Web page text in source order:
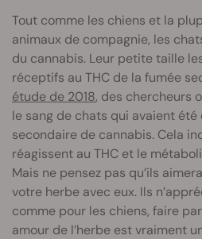
Tout comme les chiens et la
animaux de compagnie, les
du cannabis. Leur petite taille
réceptifs au THC de la fumée
étude de 2018, des chercheurs
le sang de chats qui avaient été
secondaire de cannabis. Cela
réagissent au THC et le
Mais ne pensez pas qu’ils
votre herbe avec eux. Ils
comme pour les chiens, faire
amour de l’herbe est vraiment